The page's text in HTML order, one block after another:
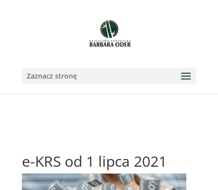
Zaznacz stronę
e-KRS od 1 lipca 2021